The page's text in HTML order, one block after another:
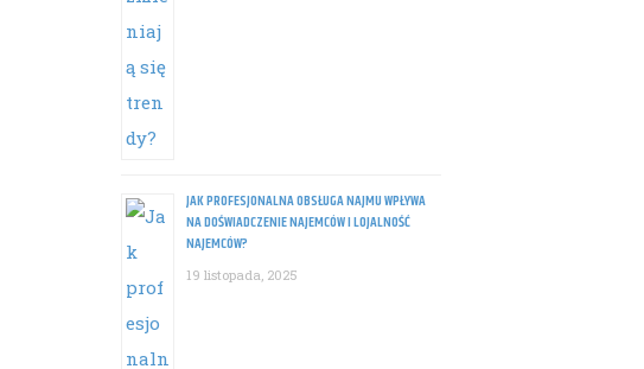
JAK PROFESJONALNA OBSŁUGA NAJMU WPŁYWA
NA DOŚWIADCZENIE NAJEMCÓW I LOJALNOŚĆ
NAJEMCÓW?
19 listopada, 2025